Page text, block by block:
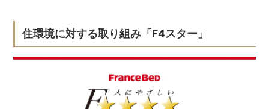
住環境に対する取り組み「F4スター」